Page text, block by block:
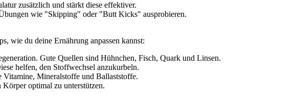
zusätzlich und stärkt diese effektiver.
wie "Skipping" oder "Butt Kicks" ausprobieren.
wie du deine Ernährung anpassen kannst:
Gute Quellen sind Hühnchen, Fisch, Quark und Linsen.
helfen, den Stoffwechsel anzukurbeln.
Mineralstoffe und Ballaststoffe.
optimal zu unterstützen.